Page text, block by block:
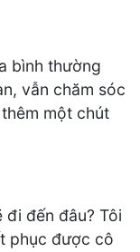
bình thường
vẫn chăm sóc
một chút
đi đến đâu? Tôi
phục được cô